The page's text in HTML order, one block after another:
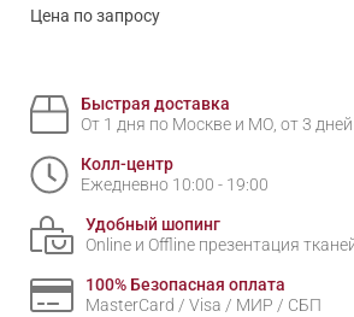
Цена по запросу
Быстрая доставка
От 1 дня по Москве и МО, от 3
Колл-центр
Ежедневно 10:00 - 19:00
Удобный шопинг
Online и Offline презентация
100% Безопасная оплата
MasterCard / Visa / МИР / СБП